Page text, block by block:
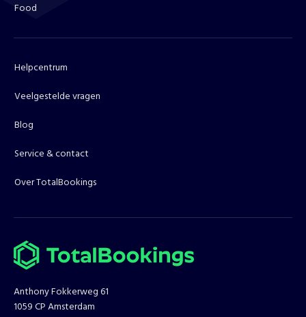
Food
Helpcentrum
Veelgestelde vragen
Blog
Service & contact
Over TotalBookings
Anthony Fokkerweg 61
1059 CP Amsterdam